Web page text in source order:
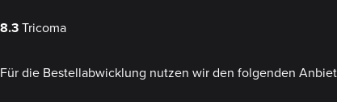
8.3Tricoma
Für die Bestellabwicklung nutzen wir den folgenden